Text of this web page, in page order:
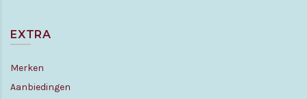
EXTRA
Merken
Aanbiedingen